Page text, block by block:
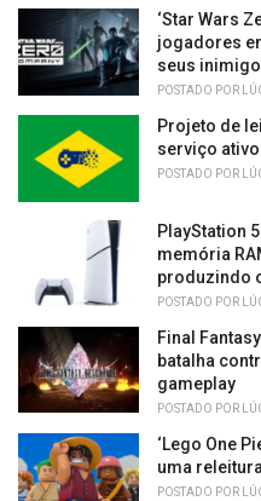
e
:
‘Star Wars
jogadores
seus
POSTADO POR
Projeto de
serviço
POSTADO POR
PlayStation
memória
produzindo
POSTADO POR
Final
batalha
gameplay
POSTADO POR
‘Lego One
uma
POSTADO POR